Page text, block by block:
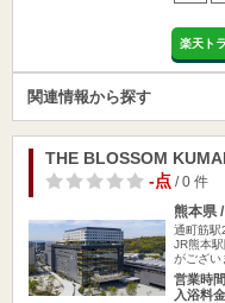
楽天ト
関連情報から探す
THE BLOSSOM
-点/ 0 件
熊本県
通町筋駅
JR熊本
がござい
営業時間
入浴料